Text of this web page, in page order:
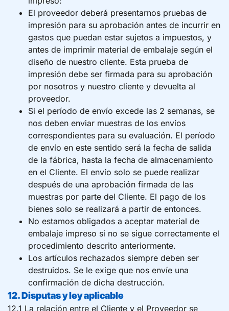
El proveedor deberá presentarnos pruebas de
impresión para su aprobación antes de incurrir en
gastos que puedan estar sujetos a impuestos, y
antes de imprimir material de embalaje según el
diseño de nuestro cliente. Esta prueba de
impresión debe ser firmada para su aprobación
por nosotros y nuestro cliente y devuelta al
proveedor.
Si el período de envío excede las 2 semanas, se
nos deben enviar muestras de los envíos
correspondientes para su evaluación. El período
de envío en este sentido será la fecha de salida
de la fábrica, hasta la fecha de almacenamiento
en el Cliente. El envío solo se puede realizar
después de una aprobación firmada de las
muestras por parte del Cliente. El pago de los
bienes solo se realizará a partir de entonces.
No estamos obligados a aceptar material de
embalaje impreso si no se sigue correctamente el
procedimiento descrito anteriormente.
Los artículos rechazados siempre deben ser
destruidos. Se le exige que nos envíe una
confirmación de dicha destrucción.
12. Disputas y ley aplicable
12.1 La relación entre el Cliente y el Proveedor se